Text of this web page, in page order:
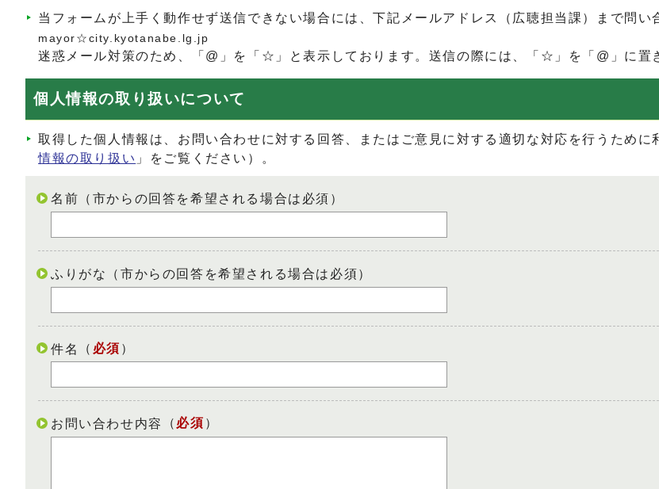
当フォームが上手く動作せず送信できない場合には、下記メールアドレス（広聴担当課）まで問い
mayor☆city.kyotanabe.lg.jp
迷惑メール対策のため、「@」を「☆」と表示しております。送信の際には、「☆」を「@」に置
個人情報の取り扱いについて
取得した個人情報は、お問い合わせに対する回答、またはご意見に対する適切な対応を行うため
情報の取り扱い 」をご覧ください）。
名前（市からの回答を希望される場合は必須）
ふりがな（市からの回答を希望される場合は必須）
件名 （ 必須 ）
お問い合わせ内容 （ 必須 ）